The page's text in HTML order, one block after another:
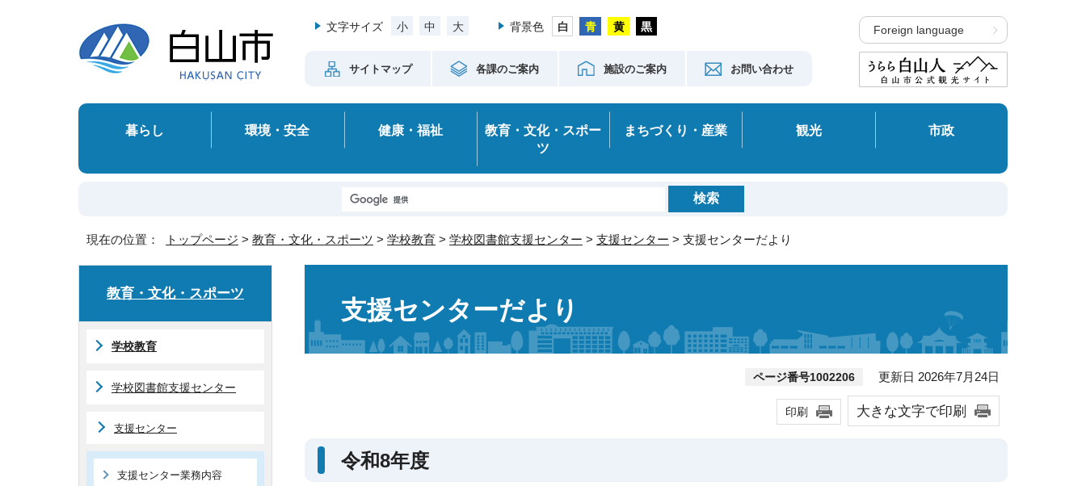
文字サイズ 小 中 大 背景色
サイトマップ 各課のご案内 施設のご案内 お問い合わせ
Foreign language
暮らし 環境・安全 健康・福祉
教育・文化・スポー
ツ
まちづくり・産業 観光 市政
現在の位置： トップページ > 教育・文化・スポーツ > 学校教育 > 学校図書館支援センター > 支援センター > 支援センターだより
支援センターだより
ページ番号1002206 更新日 2026年7月24日
印刷 大きな文字で印刷
令和8年度
教育・文化・スポーツ
学校教育
学校図書館支援センター
支援センター
支援センター業務内容